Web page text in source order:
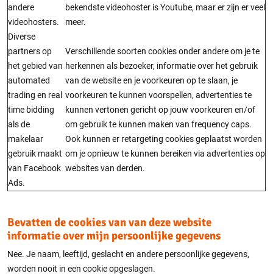
andere
videohosters.
bekendste videohoster is Youtube, maar er zijn er veel
meer.
Diverse
partners op
het gebied van
automated
trading en real
time bidding
als de
makelaar
gebruik maakt
van Facebook
Ads.
Verschillende soorten cookies onder andere om je te
herkennen als bezoeker, informatie over het gebruik
van de website en je voorkeuren op te slaan, je
voorkeuren te kunnen voorspellen, advertenties te
kunnen vertonen gericht op jouw voorkeuren en/of
om gebruik te kunnen maken van frequency caps.
Ook kunnen er retargeting cookies geplaatst worden
om je opnieuw te kunnen bereiken via advertenties op
websites van derden.
Bevatten de cookies van van deze website
informatie over mijn persoonlijke gegevens
Nee. Je naam, leeftijd, geslacht en andere persoonlijke gegevens,
worden nooit in een cookie opgeslagen.